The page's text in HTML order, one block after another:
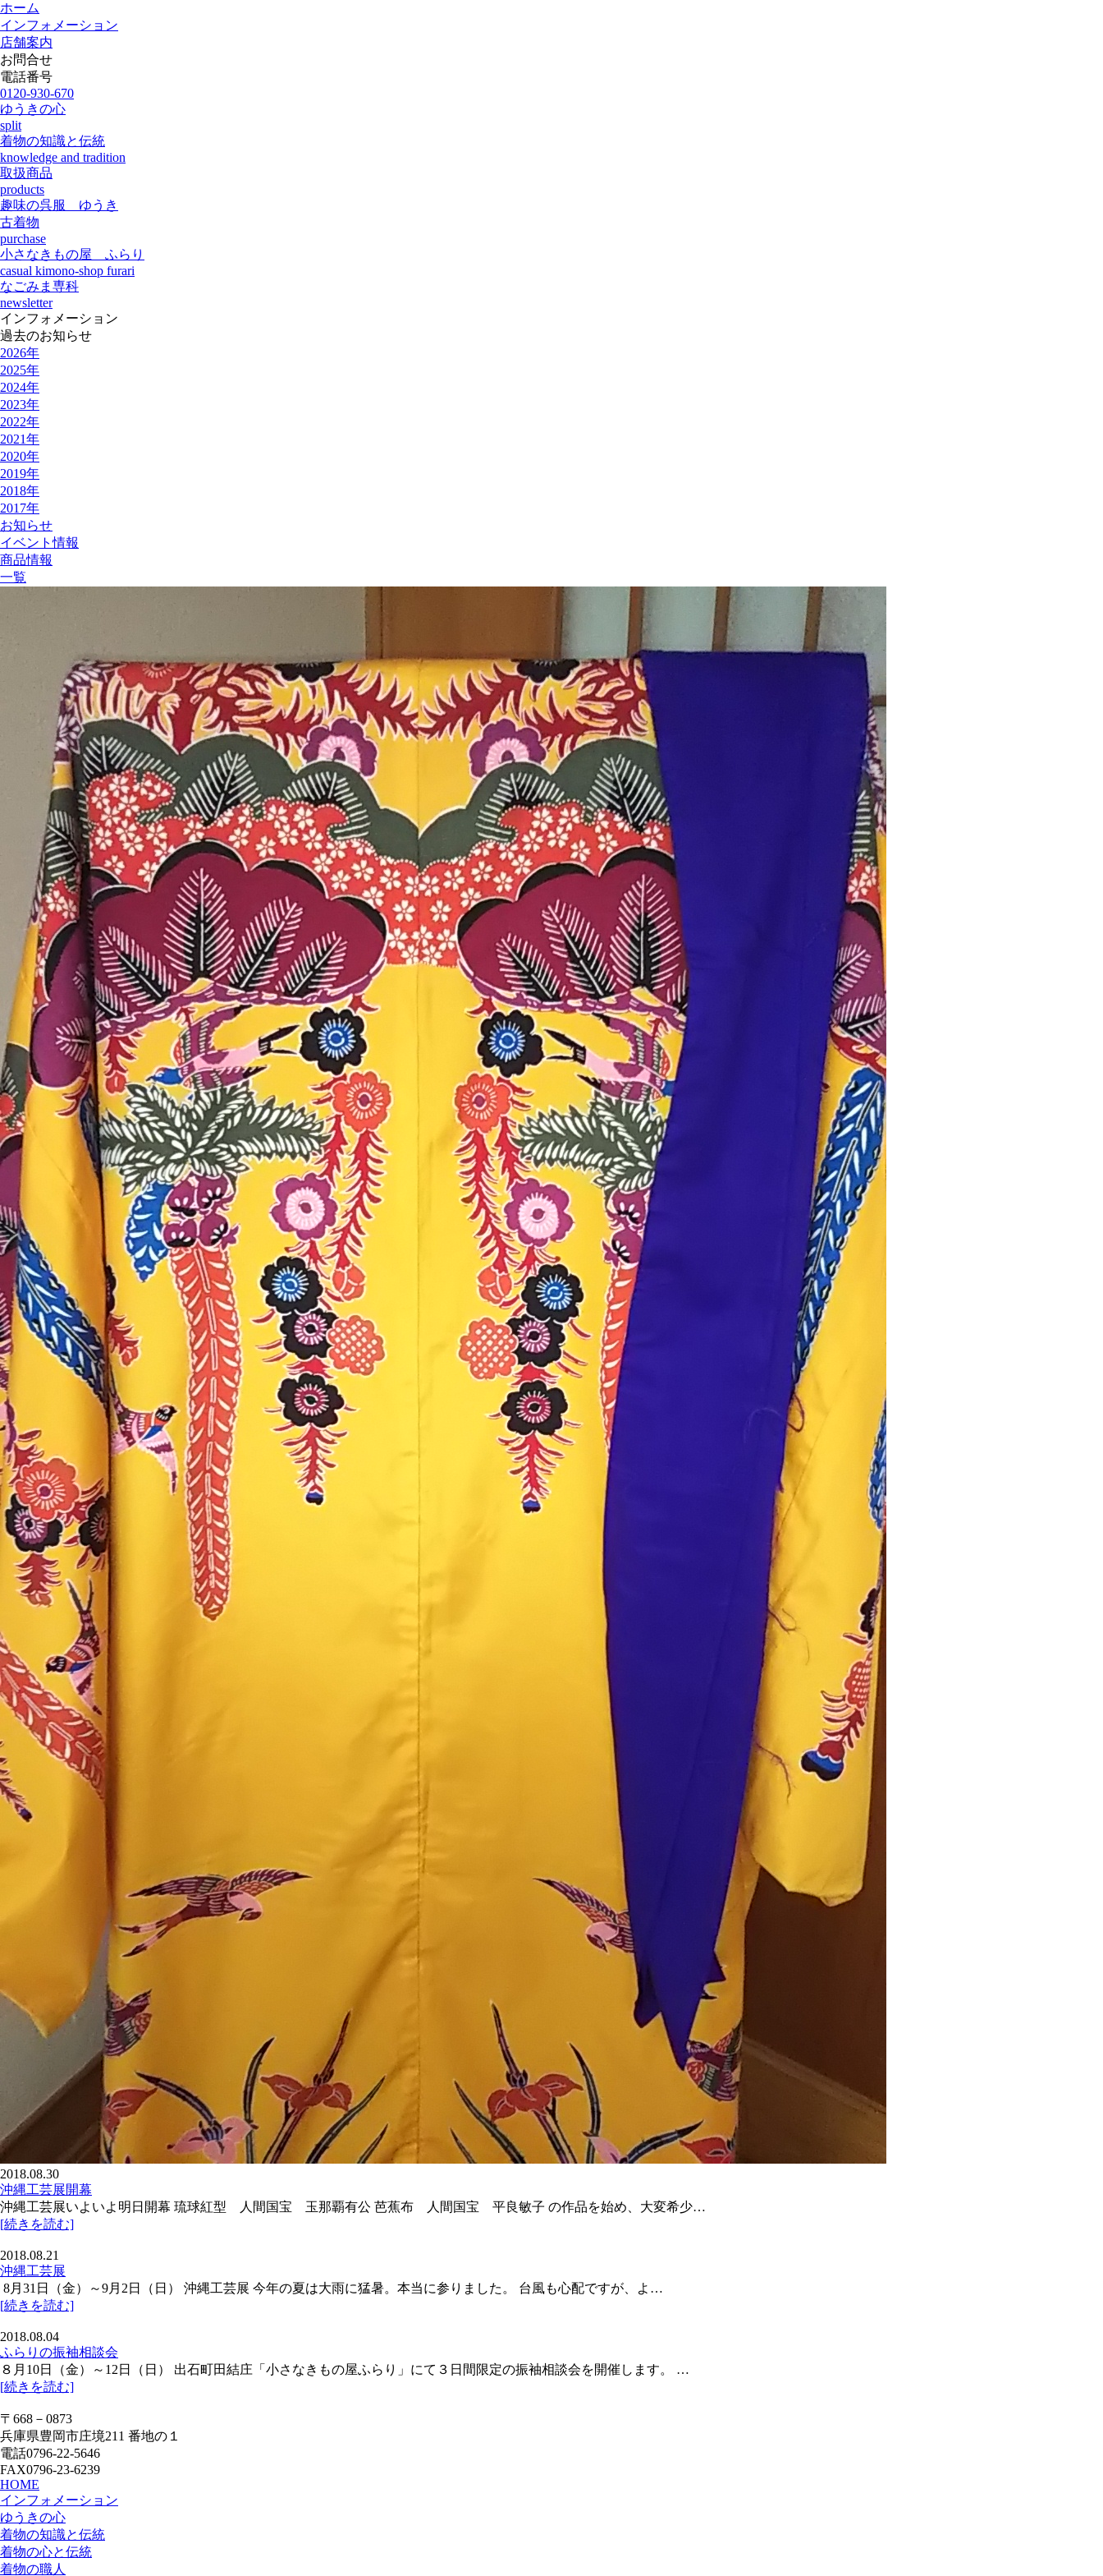
ホーム
インフォメーション
店舗案内
お問合せ
電話番号
0120-930-670
ゆうきの心
split
着物の知識と伝統
knowledge and tradition
取扱商品
products
趣味の呉服 ゆうき
古着物
purchase
小さなきもの屋 ふらり
casual kimono-shop furari
なごみま専科
newsletter
インフォメーション
過去のお知らせ
2026年
2025年
2024年
2023年
2022年
2021年
2020年
2019年
2018年
2017年
お知らせ
イベント情報
商品情報
一覧
2018.08.30
沖縄工芸展開幕
沖縄工芸展いよいよ明日開幕 琉球紅型 人間国宝 玉那覇有公 芭蕉布 人間国宝 平良敏子 の作品を始め、大変希少…
[続きを読む]
2018.08.21
沖縄工芸展
8月31日（金）～9月2日（日） 沖縄工芸展 今年の夏は大雨に猛暑。本当に参りました。 台風も心配ですが、よ…
[続きを読む]
2018.08.04
ふらりの振袖相談会
８月10日（金）～12日（日） 出石町田結庄「小さなきもの屋ふらり」にて３日間限定の振袖相談会を開催します。 …
[続きを読む]
〒668－0873
兵庫県豊岡市庄境211 番地の１
電話0796-22-5646
FAX0796-23-6239
HOME
インフォメーション
ゆうきの心
着物の知識と伝統
着物の心と伝統
着物の職人